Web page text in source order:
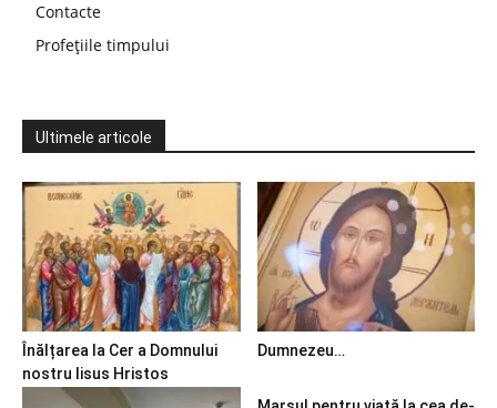
Contacte
Profețiile timpului
Ultimele articole
Înălțarea la Cer a Domnului
nostru Iisus Hristos
Dumnezeu…